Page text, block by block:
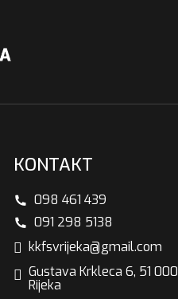
KONTAKT
098 461 439
091 298 5138
kkfsvrijeka@gmail.com
Gustava Krkleca 6, 51 000
Rijeka